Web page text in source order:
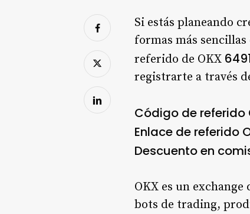
Si estás planeando
formas más
referido de OKX
registrarte a través
Código de referido
Enlace de referido
Descuento en
OKX es un
bots de trading,